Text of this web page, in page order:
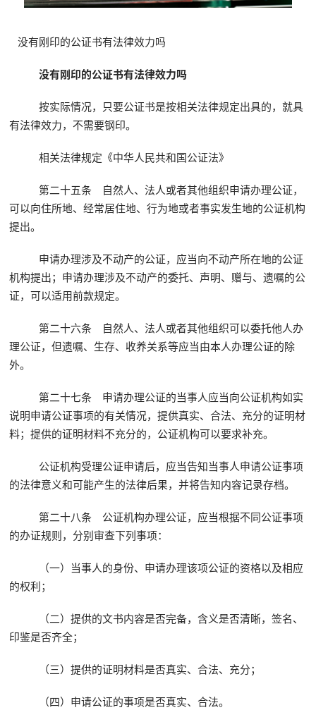
没有刚印的公证书有法律效力吗
没有刚印的公证书有法律效力吗
按实际情况，只要公证书是按相关法律规定出具的，就具
有法律效力，不需要钢印。
相关法律规定《中华人民共和国公证法》
第二十五条 自然人、法人或者其他组织申请办理公证，
可以向住所地、经常居住地、行为地或者事实发生地的公证机构
提出。
申请办理涉及不动产的公证，应当向不动产所在地的公证
机构提出；申请办理涉及不动产的委托、声明、赠与、遗嘱的公
证，可以适用前款规定。
第二十六条 自然人、法人或者其他组织可以委托他人办
理公证，但遗嘱、生存、收养关系等应当由本人办理公证的除
外。
第二十七条 申请办理公证的当事人应当向公证机构如实
说明申请公证事项的有关情况，提供真实、合法、充分的证明材
料；提供的证明材料不充分的，公证机构可以要求补充。
公证机构受理公证申请后，应当告知当事人申请公证事项
的法律意义和可能产生的法律后果，并将告知内容记录存档。
第二十八条 公证机构办理公证，应当根据不同公证事项
的办证规则，分别审查下列事项：
（一）当事人的身份、申请办理该项公证的资格以及相应
的权利；
（二）提供的文书内容是否完备，含义是否清晰，签名、
印鉴是否齐全；
（三）提供的证明材料是否真实、合法、充分；
（四）申请公证的事项是否真实、合法。